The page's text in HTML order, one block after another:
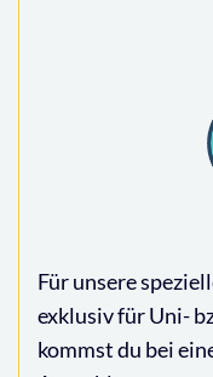
Für unsere
exklusiv für Uni-
kommst du bei